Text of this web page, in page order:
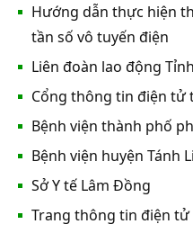
Thư mời báo giá về
y bạ năm 2026
Thư mời báo giá về
hiểm cháy, nổ bắt
Thư mời báo giá về
“Bóng đèn đo quang
hóa Erba XL-200
Hướng dẫn thực hiện
tần số vô tuyến điện
Liên đoàn lao động
Cổng thông tin điện tử
Bệnh viện thành phố
Bệnh viện huyện Tánh
Sở Y tế Lâm Đồng
Trang thông tin điện